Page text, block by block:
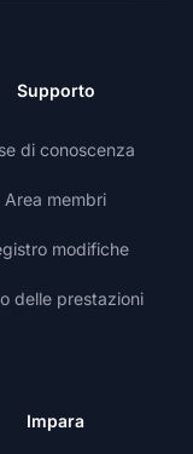
Supporto
di conoscenza
Area membri
modifiche
delle prestazioni
Impara